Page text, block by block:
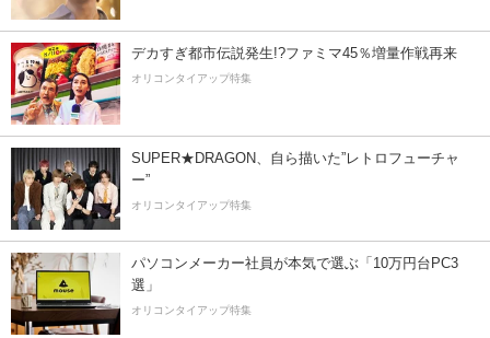
デカすぎ都市伝説発生!?ファミマ45％増量作戦再来
オリコンタイアップ特集
SUPER★DRAGON、自ら描いた”レトロフューチャ
ー”
オリコンタイアップ特集
パソコンメーカー社員が本気で選ぶ「10万円台PC3
選」
オリコンタイアップ特集